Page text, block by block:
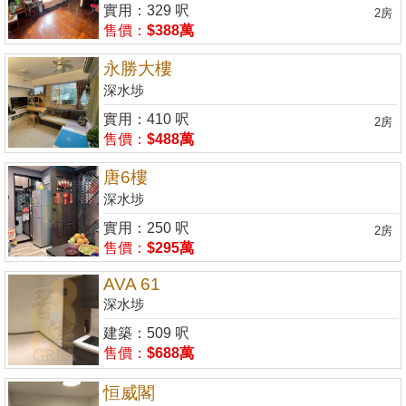
2房
實用：329 呎
售價： $388萬
永勝大樓
深水埗
2房
實用：410 呎
售價： $488萬
唐6樓
深水埗
2房
實用：250 呎
售價： $295萬
AVA 61
深水埗
建築：509 呎
售價： $688萬
恒威閣